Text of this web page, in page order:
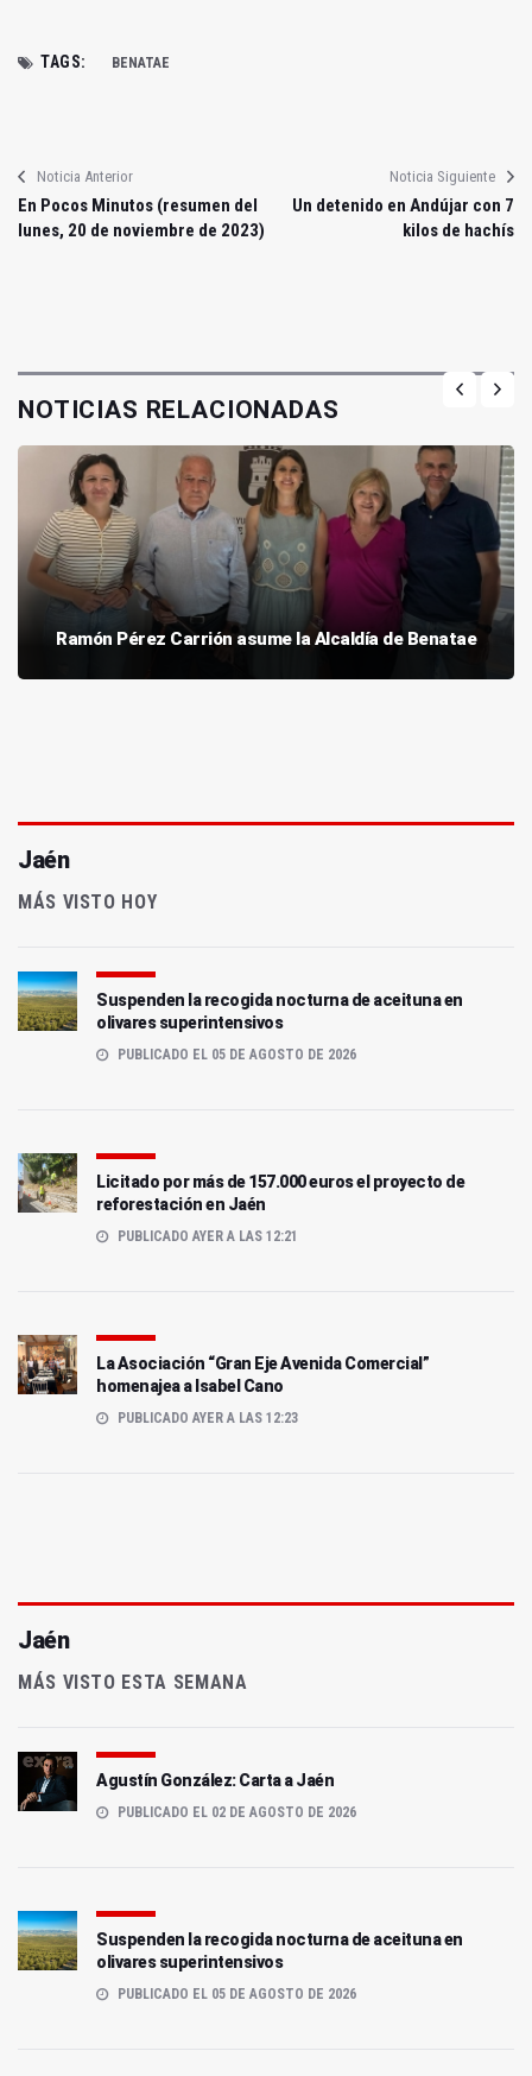
TAGS: BENATAE
Noticia Anterior
En Pocos Minutos (resumen del
lunes, 20 de noviembre de 2023)
Noticia Siguiente
Un detenido en Andújar con 7
kilos de hachís
NOTICIAS RELACIONADAS
Ramón Pérez Carrión asume la Alcaldía de Benatae
Jaén
MÁS VISTO HOY
Suspenden la recogida nocturna de aceituna en
olivares superintensivos
PUBLICADO EL 05 DE AGOSTO DE 2026
Licitado por más de 157.000 euros el proyecto de
reforestación en Jaén
PUBLICADO AYER A LAS 12:21
La Asociación “Gran Eje Avenida Comercial”
homenajea a Isabel Cano
PUBLICADO AYER A LAS 12:23
Jaén
MÁS VISTO ESTA SEMANA
Agustín González: Carta a Jaén
PUBLICADO EL 02 DE AGOSTO DE 2026
Suspenden la recogida nocturna de aceituna en
olivares superintensivos
PUBLICADO EL 05 DE AGOSTO DE 2026